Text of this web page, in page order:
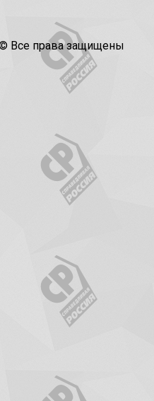
© Все права защищены